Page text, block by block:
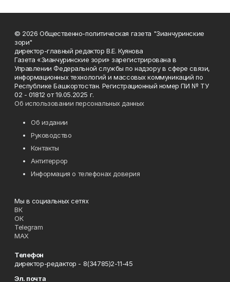
© 2026 Общественно-политическая газета "Зианчуринские
зори"
директор-главный редактор В.Е. Куянова
Газета «Зианчуринские зори» зарегистрирована в
Управлении Федеральной службы по надзору в сфере связи,
информационных технологий и массовых коммуникаций по
Республике Башкортостан. Регистрационный номер ПИ № ТУ
02 - 01812 от 19.05.2025 г.
Об использовании персональных данных
Об издании
Руководство
Контакты
Антитеррор
Информация о телефонах доверия
Мы в социальных сетях
ВК
ОК
Telegram
MAX
Телефон
директор-редактор - 8(34785)2-11-45
Эл. почта